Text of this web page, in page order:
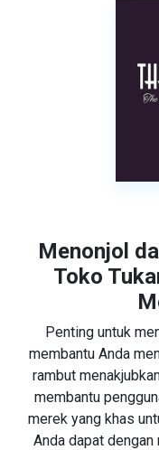
Menonjol
Toko
Penting untuk
membantu Anda
rambut
membantu
merek yang khas
Anda dapat